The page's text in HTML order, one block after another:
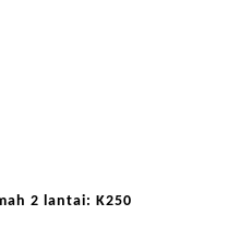
2 lantai: K250